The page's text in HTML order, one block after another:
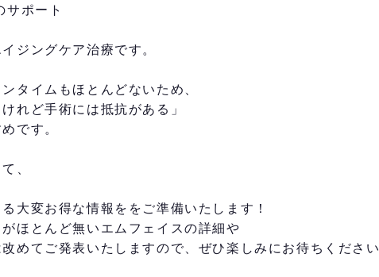
ポート
ジングケア治療です。
タイムもほとんどないため、
れど手術には抵抗がある」
です。
、
大変お得な情報ををご準備いたします！
ほとんど無いエムフェイスの詳細や
めてご発表いたしますので、ぜひ楽しみにお待ちください